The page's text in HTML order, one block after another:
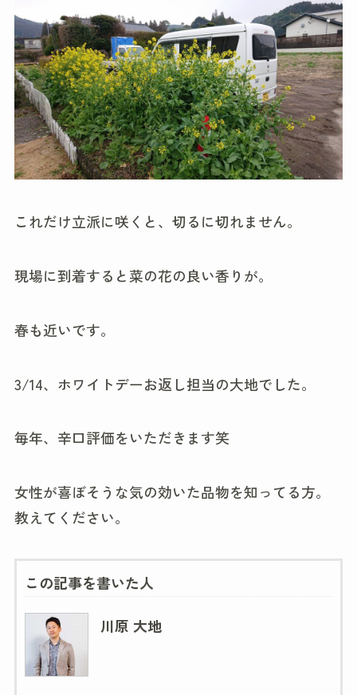
これだけ立派に咲くと、切るに切れません。
現場に到着すると菜の花の良い香りが。
春も近いです。
3/14、ホワイトデーお返し担当の大地でした。
毎年、辛口評価をいただきます笑
女性が喜ぼそうな気の効いた品物を知ってる方。
教えてください。
この記事を書いた人
川原 大地